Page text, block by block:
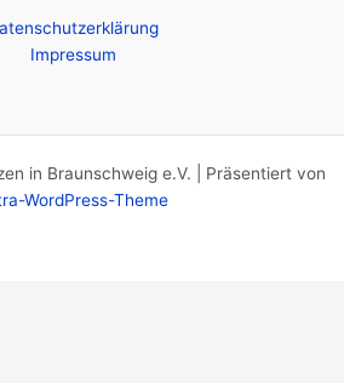
Impressum
in Braunschweig e.V. | Präsentiert von
WordPress-Theme